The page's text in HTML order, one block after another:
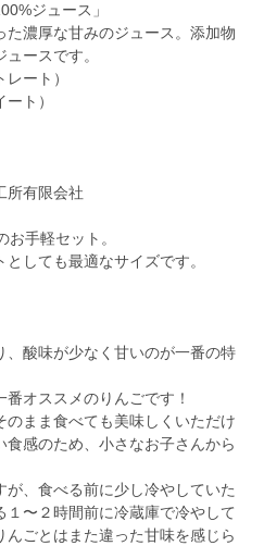
ジュース」
濃厚な甘みのジュース。添加物
ースです。
ート）
ト）
所有限会社
手軽セット。
しても最適なサイズです。
、酸味が少なく甘いのが一番の特
オススメのりんごです！
のまま食べても美味しくいただけ
食感のため、小さなお子さんから
が、食べる前に少し冷やしていた
〜２時間前に冷蔵庫で冷やして
ごとはまた違った甘味を感じら